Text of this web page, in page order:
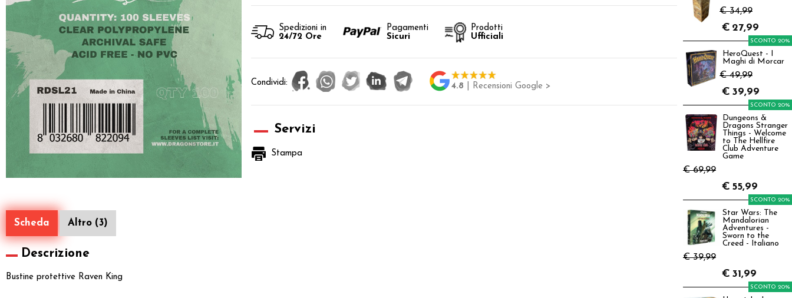
Spedizioni in
24/72 Ore
Pagamenti
Sicuri
Prodotti
Ufficiali
Condividi: 4.8 | Recensioni Google >
Servizi
Stampa
Scheda Altro (3)
Descrizione
Bustine protettive Raven King
€ 34,99
€ 27,99
HeroQuest - I
Maghi di Morcar
€ 49,99
SCONTO 20%
€ 39,99
Dungeons &
Dragons Stranger
Things - Welcome
to The Hellfire
Club Adventure
Game
€ 69,99
SCONTO 20%
€ 55,99
Star Wars: The
Mandalorian
Adventures -
Sworn to the
Creed - Italiano
€ 39,99
SCONTO 20%
€ 31,99
SCONTO 20%